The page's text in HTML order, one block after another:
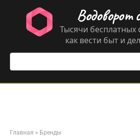
контенту
Водоворот
Тысячи бесплатных
как вести быт и
Поиск:
Главная » Бренды